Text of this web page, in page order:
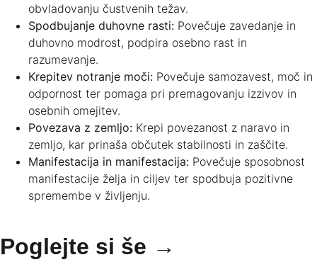
obvladovanju čustvenih težav.
Spodbujanje duhovne rasti: Povečuje zavedanje in
duhovno modrost, podpira osebno rast in
razumevanje.
Krepitev notranje moči: Povečuje samozavest, moč in
odpornost ter pomaga pri premagovanju izzivov in
osebnih omejitev.
Povezava z zemljo: Krepi povezanost z naravo in
zemljo, kar prinaša občutek stabilnosti in zaščite.
Manifestacija in manifestacija: Povečuje sposobnost
manifestacije želja in ciljev ter spodbuja pozitivne
spremembe v življenju.
Poglejte si še →